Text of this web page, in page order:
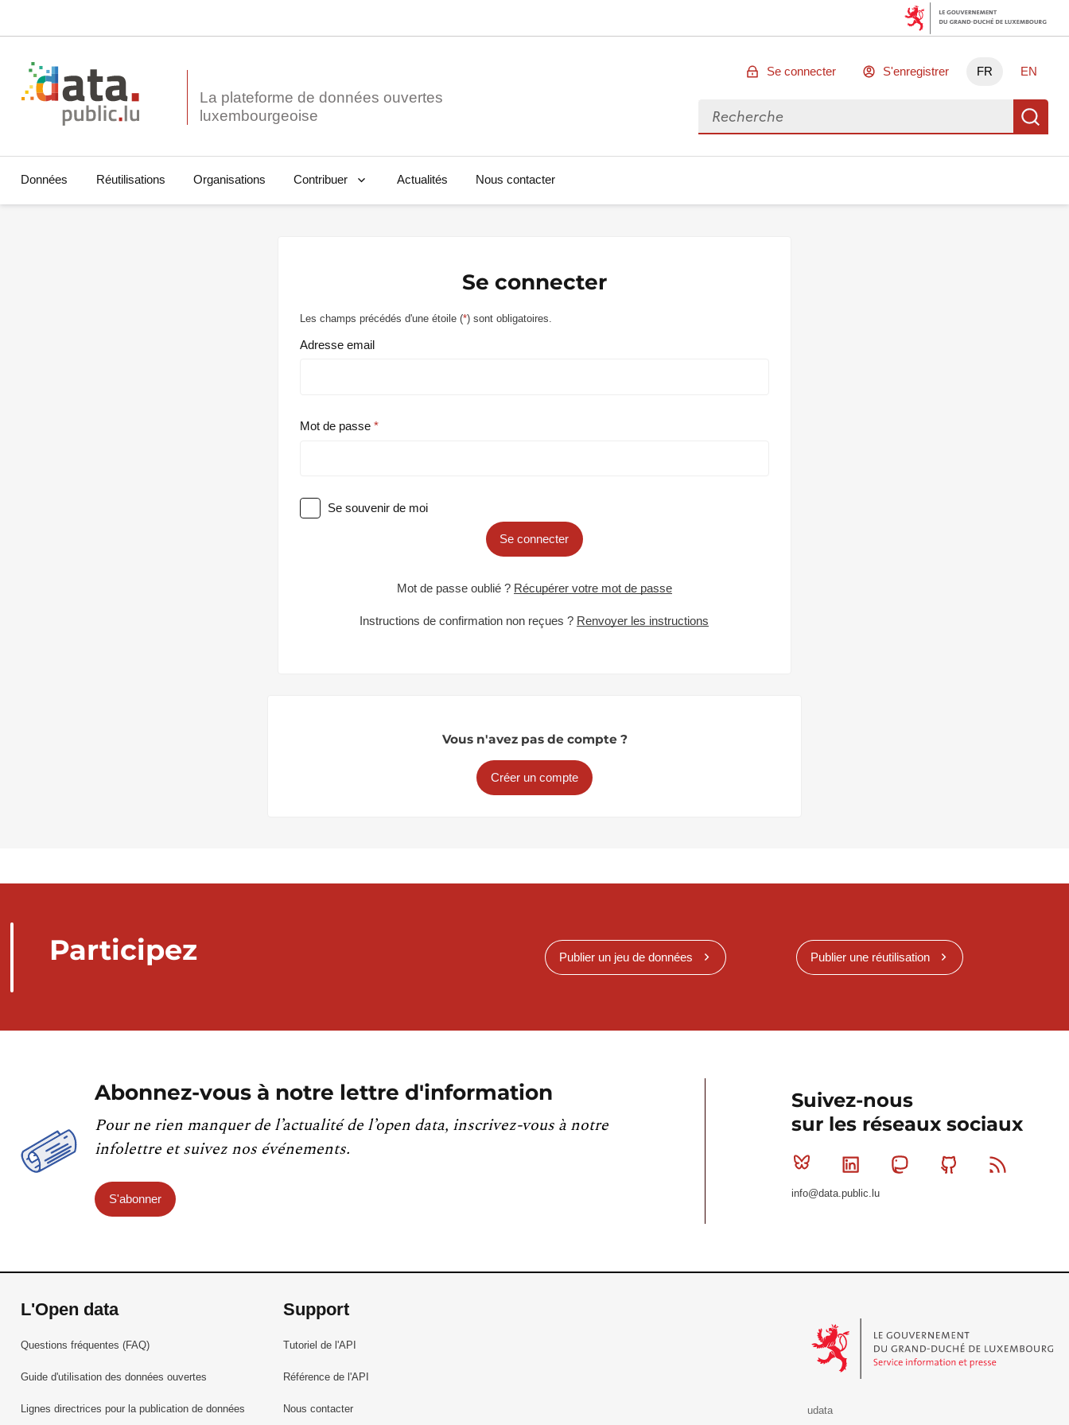
La plateforme de données ouvertes
Se connecter S'enregistrer FR EN
Rechercher des données
Données Réutilisations Organisations Contribuer Actualités Nous contacter
Se connecter
Les champs précédés d'une étoile (*) sont obligatoires.
Adresse email
Mot de passe
Se souvenir de moi
Se connecter
Mot de passe oublié ? Récupérer votre mot de passe
Instructions de confirmation non reçues ? Renvoyer les instructions
Vous n'avez pas de compte ?
Créer un compte
Participez Publier un jeu de données Publier une réutilisation
Abonnez-vous à notre lettre d'information
Pour ne rien manquer de l’actualité de l’open data, inscrivez-vous à notre
infolettre et suivez nos événements.
S'abonner
Suivez-nous
sur les réseaux sociaux
Bluesky Linkedin MastodonGithub
info@data.public.lu
L'Open data
Questions fréquentes (FAQ)
Guide d'utilisation des données ouvertes
Lignes directrices pour la publication de données
Support
Tutoriel de l'API
Référence de l'API
Nous contacter
udata